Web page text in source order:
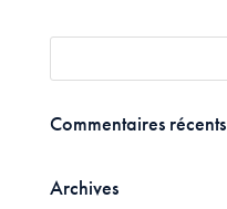
Commentaires récents
Archives